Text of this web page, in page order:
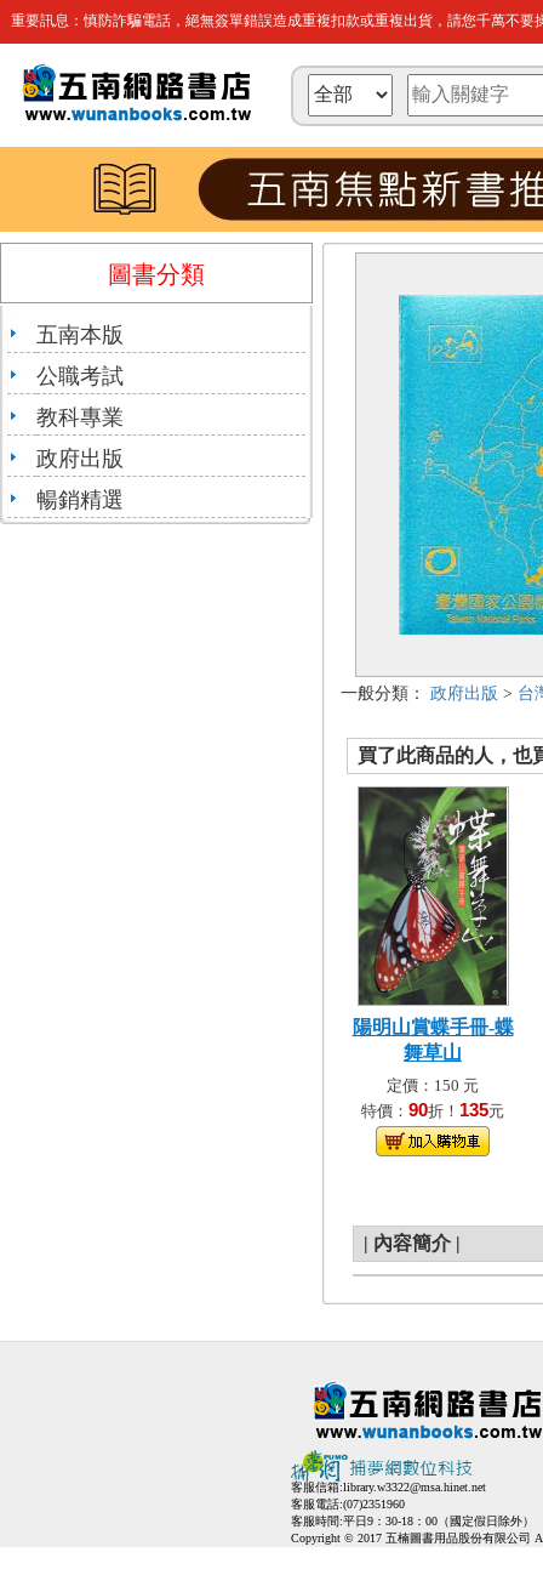
重要訊息：慎防詐騙電話，絕無簽單錯誤造成重複扣款或重複出貨，請您千萬不要
圖書分類
五南本版
公職考試
教科專業
政府出版
暢銷精選
一般分類： 政府出版 > 台
買了此商品的人，也
陽明山賞蝶手冊-蝶
舞草山
定價：150 元
特價： 90折！ 135元
| 內容簡介 |
客服信箱:library.w3322@msa.hinet.net
客服電話:(07)2351960
客服時間:平日9：30-18：00（國定假日除外）
Copyright © 2017 五楠圖書用品股份有限公司